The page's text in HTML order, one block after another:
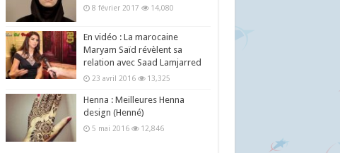
8 février 2017 14,080
En vidéo : La marocaine
Maryam Saïd révèlent sa
relation avec Saad Lamjarred
23 avril 2016 13,325
Henna : Meilleures Henna
design (Henné)
5 mai 2016 12,846